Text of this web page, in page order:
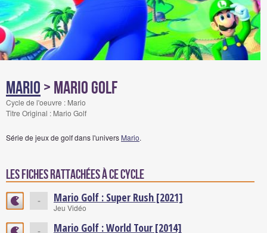
Mario> Mario Golf
Cycle de l'oeuvre : Mario
Titre Original : Mario Golf
Série de jeux de golf dans l'univers Mario.
Les fiches rattachées à ce cycle
- Mario Golf : Super Rush [2021]
Jeu Vidéo
- Mario Golf : World Tour [2014]